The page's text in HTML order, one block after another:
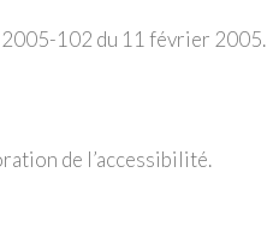
2005-102 du 11 février 2005.
de l’accessibilité.